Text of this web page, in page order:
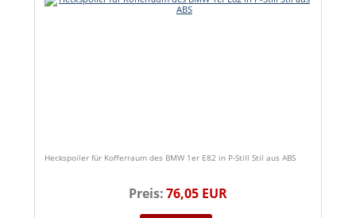
Heckspoiler für Kofferraum des BMW 1er E82 in P-Still Stil aus ABS
Preis:76,05 EUR